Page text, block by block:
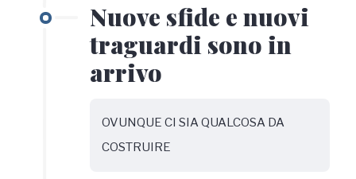
Nuove sfide e nuovi
traguardi sono in
arrivo
OVUNQUE CI SIA QUALCOSA DA
COSTRUIRE